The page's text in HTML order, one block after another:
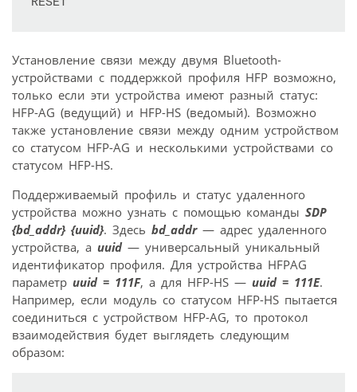
Установление связи между двумя Bluetooth-
устройствами с поддержкой профиля HFP возможно,
только если эти устройства имеют разный статус:
HFP-AG (ведущий) и HFP-HS (ведомый). Возможно
также установление связи между одним устройством
со статусом HFP-AG и несколькими устройствами со
статусом HFP-HS.
Поддерживаемый профиль и статус удаленного
устройства можно узнать с помощью команды SDP
{bd_addr} {uuid}. Здесь bd_addr— адрес удаленного
устройства, а uuid— универсальный уникальный
идентификатор профиля. Для устройства HFPAG
параметр uuid = 111F, а для HFP-HS — uuid = 111E.
Например, если модуль со статусом HFP-HS пытается
соединиться с устройством HFP-AG, то протокол
взаимодействия будет выглядеть следующим
образом: